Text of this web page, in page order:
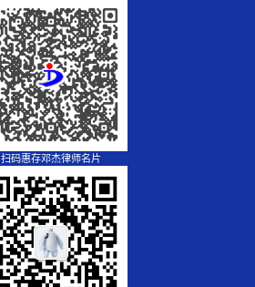
扫码惠存邓杰律师名片